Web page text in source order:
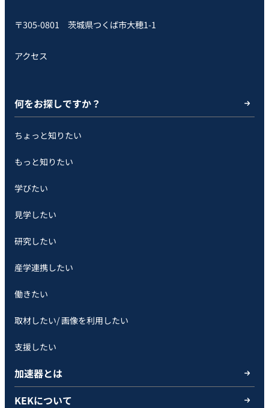
〒305-0801 茨城県つくば市大穂1-1
アクセス
何をお探しですか？
ちょっと知りたい
もっと知りたい
学びたい
見学したい
研究したい
産学連携したい
働きたい
取材したい/ 画像を利用したい
支援したい
加速器とは
KEKについて